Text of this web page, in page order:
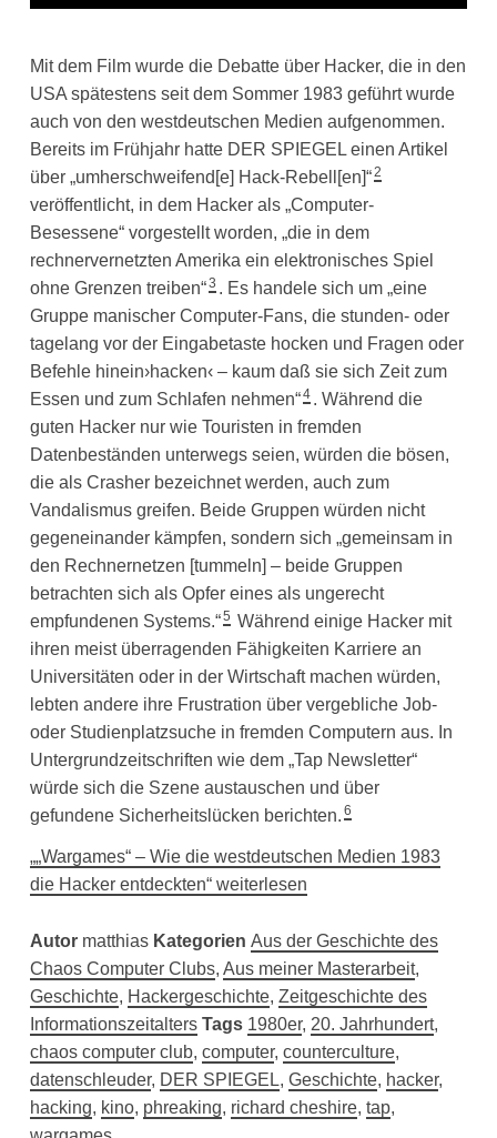
Mit dem Film wurde die Debatte über Hacker, die in den
USA spätestens seit dem Sommer 1983 geführt wurde
auch von den westdeutschen Medien aufgenommen.
Bereits im Frühjahr hatte DER SPIEGEL einen Artikel
über „umherschweifend[e] Hack-Rebell[en]“2
veröffentlicht, in dem Hacker als „Computer-
Besessene“ vorgestellt worden, „die in dem
rechnervernetzten Amerika ein elektronisches Spiel
ohne Grenzen treiben“3 . Es handele sich um „eine
Gruppe manischer Computer-Fans, die stunden- oder
tagelang vor der Eingabetaste hocken und Fragen oder
Befehle hinein›hacken‹ – kaum daß sie sich Zeit zum
Essen und zum Schlafen nehmen“4 . Während die
guten Hacker nur wie Touristen in fremden
Datenbeständen unterwegs seien, würden die bösen,
die als Crasher bezeichnet werden, auch zum
Vandalismus greifen. Beide Gruppen würden nicht
gegeneinander kämpfen, sondern sich „gemeinsam in
den Rechnernetzen [tummeln] – beide Gruppen
betrachten sich als Opfer eines als ungerecht
empfundenen Systems.“5 Während einige Hacker mit
ihren meist überragenden Fähigkeiten Karriere an
Universitäten oder in der Wirtschaft machen würden,
lebten andere ihre Frustration über vergebliche Job-
oder Studienplatzsuche in fremden Computern aus. In
Untergrundzeitschriften wie dem „Tap Newsletter“
würde sich die Szene austauschen und über
gefundene Sicherheitslücken berichten. 6
„„Wargames“ – Wie die westdeutschen Medien 1983
die Hacker entdeckten“ weiterlesen
Autor matthias Kategorien Aus der Geschichte des
Chaos Computer Clubs, Aus meiner Masterarbeit,
Geschichte, Hackergeschichte, Zeitgeschichte des
Informationszeitalters Tags 1980er, 20. Jahrhundert,
chaos computer club, computer, counterculture,
datenschleuder, DER SPIEGEL, Geschichte, hacker,
hacking, kino, phreaking, richard cheshire, tap,